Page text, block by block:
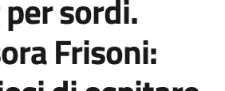
sordi.
Frisoni: